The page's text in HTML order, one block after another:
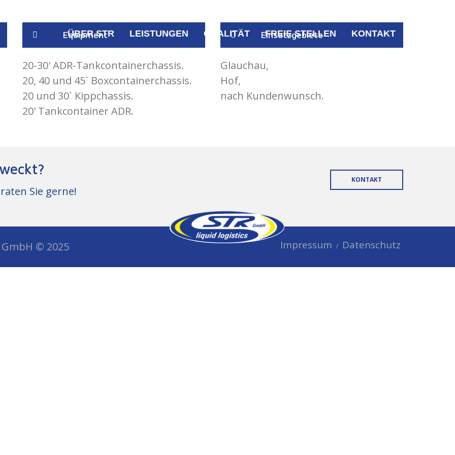
ÜBER STR LEISTUNGEN QUALITÄT FREIE STELLEN KONTAKT
Equipment
20-30' ADR-Tankcontainerchassis.
20, 40 und 45` Boxcontainerchassis.
20 und 30` Kippchassis.
20' Tankcontainer ADR.
Einsatzgebiete
Glauchau,
Hof,
nach Kundenwunsch.
Sie gerne!
KONTAKT
© 2025 Impressum Datenschutz